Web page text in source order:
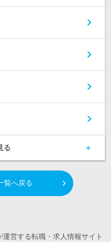
る
覧へ戻る
運営する転職・求人情報サイト